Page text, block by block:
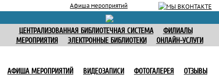
Афиша мероприятий
ЦЕНТРАЛИЗОВАННАЯ БИБЛИОТЕЧНАЯ СИСТЕМА
ФИЛИАЛЫ
МЕРОПРИЯТИЯ
ЭЛЕКТРОННЫЕ БИБЛИОТЕКИ ОНЛАЙН-УСЛУГИ
АФИША МЕРОПРИЯТИЙ ВИДЕОЗАПИСИ ФОТОГАЛЕРЕЯ
ОТЗЫВЫ